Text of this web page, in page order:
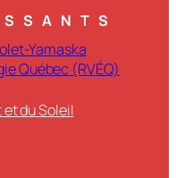
Yamaska
Québec (RVÉQ)
du Soleil